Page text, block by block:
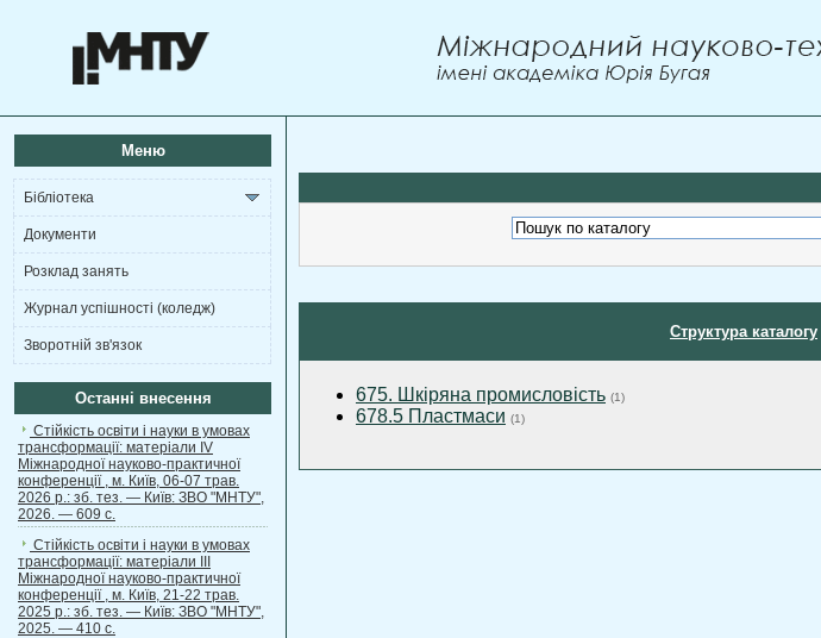
Меню
Бібліотека
Документи
Розклад занять
Журнал успішності (коледж)
Зворотній зв'язок
Останні внесення
Стійкість освіти і науки в умовах
трансформації: матеріали ІV
Міжнародної науково-практичної
конференції , м. Київ, 06-07 трав.
2026 р.: зб. тез. — Київ: ЗВО "МНТУ",
2026. — 609 с.
Стійкість освіти і науки в умовах
трансформації: матеріали ІІІ
Міжнародної науково-практичної
конференції , м. Київ, 21-22 трав.
2025 р.: зб. тез. — Київ: ЗВО "МНТУ",
2025. — 410 с.
Структура каталогу
675. Шкіряна промисловість (1)
678.5 Пластмаси (1)